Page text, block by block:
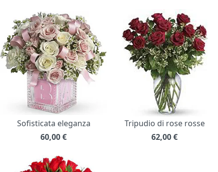
Sofisticata eleganza
60,00€
Tripudio di rose rosse
62,00€